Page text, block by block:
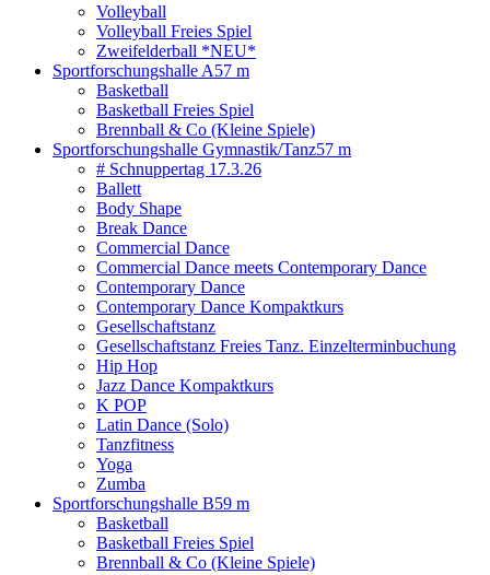
Volleyball
Volleyball Freies Spiel
Zweifelderball *NEU*
Sportforschungshalle A57 m
Basketball
Basketball Freies Spiel
Brennball & Co (Kleine Spiele)
Sportforschungshalle Gymnastik/Tanz57 m
# Schnuppertag 17.3.26
Ballett
Body Shape
Break Dance
Commercial Dance
Commercial Dance meets Contemporary Dance
Contemporary Dance
Contemporary Dance Kompaktkurs
Gesellschaftstanz
Gesellschaftstanz Freies Tanz. Einzelterminbuchung
Hip Hop
Jazz Dance Kompaktkurs
K POP
Latin Dance (Solo)
Tanzfitness
Yoga
Zumba
Sportforschungshalle B59 m
Basketball
Basketball Freies Spiel
Brennball & Co (Kleine Spiele)